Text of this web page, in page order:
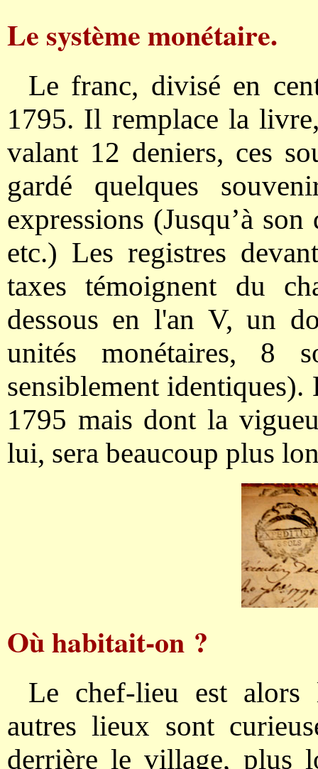
Le système monétaire.
Le franc, divisé en
1795. Il remplace la
valant 12 deniers, ces
gardé quelques
expressions (Jusqu’à
etc.) Les registres
taxes témoignent du
dessous en l'an V, un
unités monétaires, 8
sensiblement identiques).
1795 mais dont la
lui, sera beaucoup plus
Où habitait-on ?
Le chef-lieu est alors
autres lieux sont
derrière le village, plus